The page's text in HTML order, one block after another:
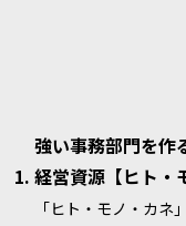
強い事務部門を作
経営資源【ヒト・
「ヒト・モノ・カ